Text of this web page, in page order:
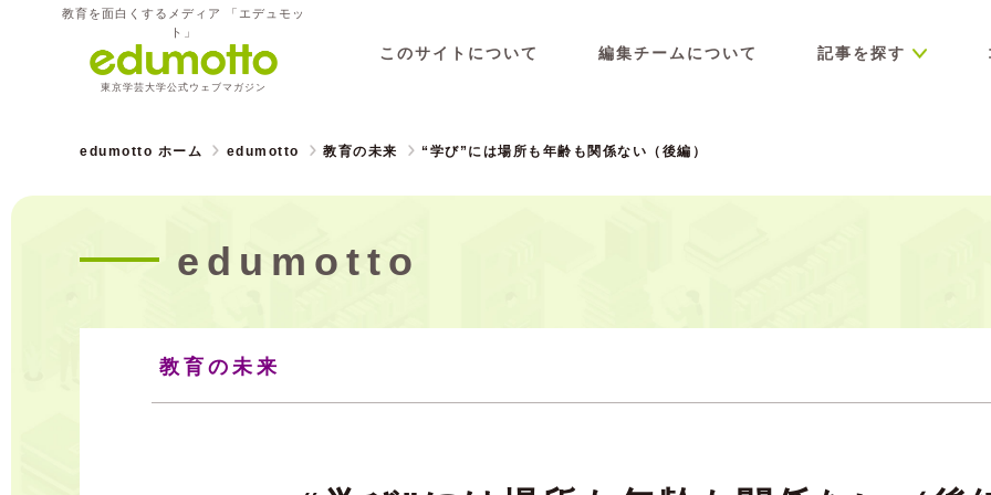
教育を面白くするメディア 「エデュモッ
ト」
東京学芸大学公式ウェブマガジン
このサイトについて 編集チームについて 記事を探す
edumotto ホーム edumotto 教育の未来 “学び”には場所も年齢も関係ない（後編）
edumotto
教育の未来